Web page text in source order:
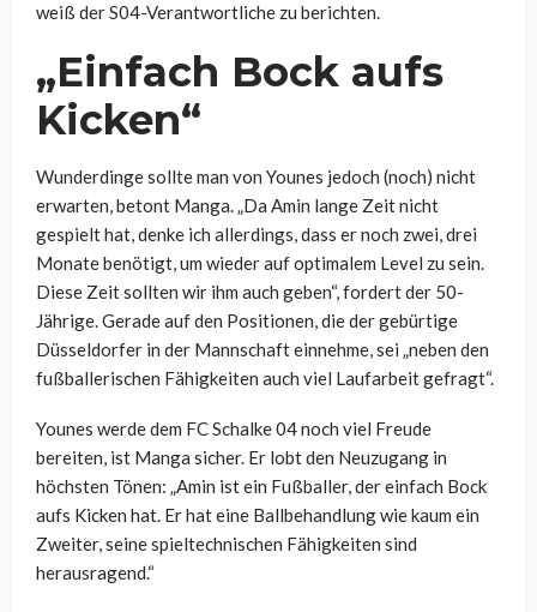
weiß der S04-Verantwortliche zu berichten.
„Einfach Bock aufs
Kicken“
Wunderdinge sollte man von Younes jedoch (noch) nicht
erwarten, betont Manga. „Da Amin lange Zeit nicht
gespielt hat, denke ich allerdings, dass er noch zwei, drei
Monate benötigt, um wieder auf optimalem Level zu sein.
Diese Zeit sollten wir ihm auch geben“, fordert der 50-
Jährige. Gerade auf den Positionen, die der gebürtige
Düsseldorfer in der Mannschaft einnehme, sei „neben den
fußballerischen Fähigkeiten auch viel Laufarbeit gefragt“.
Younes werde dem FC Schalke 04 noch viel Freude
bereiten, ist Manga sicher. Er lobt den Neuzugang in
höchsten Tönen: „Amin ist ein Fußballer, der einfach Bock
aufs Kicken hat. Er hat eine Ballbehandlung wie kaum ein
Zweiter, seine spieltechnischen Fähigkeiten sind
herausragend.“